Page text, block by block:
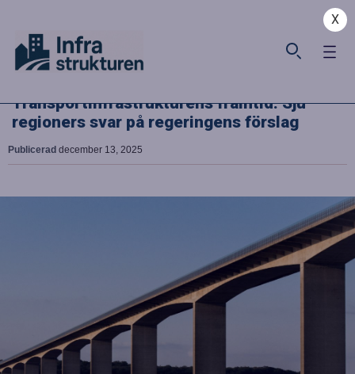
X
Transportinfrastrukturens framtid: Sju
regioners svar på regeringens förslag
Publicerad december 13, 2025